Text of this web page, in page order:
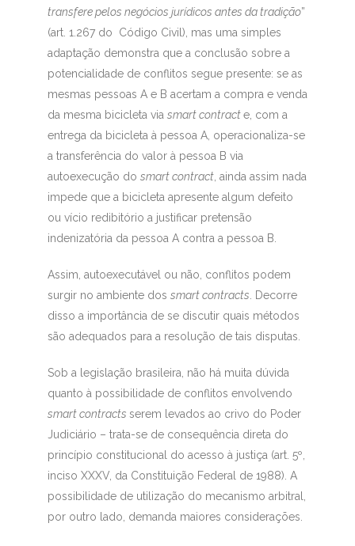
transfere pelos negócios jurídicos antes da tradição”
(art. 1.267 do Código Civil), mas uma simples
adaptação demonstra que a conclusão sobre a
potencialidade de conflitos segue presente: se as
mesmas pessoas A e B acertam a compra e venda
da mesma bicicleta via smart contracte, com a
entrega da bicicleta à pessoa A, operacionaliza-se
a transferência do valor à pessoa B via
autoexecução do smart contract, ainda assim nada
impede que a bicicleta apresente algum defeito
ou vício redibitório a justificar pretensão
indenizatória da pessoa A contra a pessoa B.
Assim, autoexecutável ou não, conflitos podem
surgir no ambiente dos smart contracts. Decorre
disso a importância de se discutir quais métodos
são adequados para a resolução de tais disputas.
Sob a legislação brasileira, não há muita dúvida
quanto à possibilidade de conflitos envolvendo
smart contracts serem levados ao crivo do Poder
Judiciário – trata-se de consequência direta do
princípio constitucional do acesso à justiça (art. 5º,
inciso XXXV, da Constituição Federal de 1988). A
possibilidade de utilização do mecanismo arbitral,
por outro lado, demanda maiores considerações.